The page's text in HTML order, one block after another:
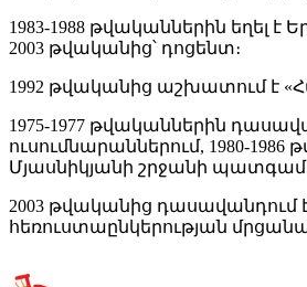
1983-1988 թվականներին
2003 թվականից՝ դոցենտ։
1992 թվականից աշխատում է
1975-1977 թվականներին
ուսումնարաններում, 1980-
Մյասնիկյանի շրջանի
2003 թվականից
հեռուստաընկերության